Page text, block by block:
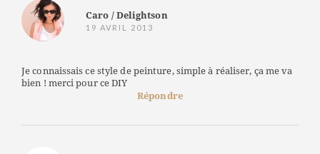
Caro / Delightson
19 AVRIL 2013
Je connaissais ce style de peinture, simple à réaliser, ça me va
bien ! merci pour ce DIY
Répondre